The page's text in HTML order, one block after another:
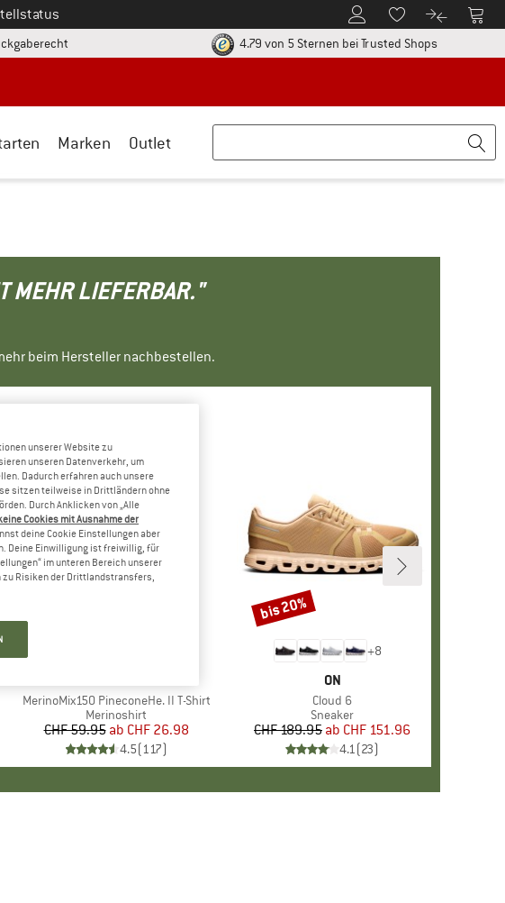
Zum KundenkontoZum Merkzettel.
Zum Zum
Gehe hier zu den Rückgabe-Richtlinien Öffnet sich in einer Infobox
4.79 von 5 Sternen bei Trusted ShopsFinde alle
Marken Outlet
MEHR LIEFERBAR."
beim Hersteller nachbestellen.
Artikel
MerinoMix150 PineconeHe. II T-Shirt
Produktgruppe
Merinoshirt
Preis
CHF 59.95 reduzierter Preis
ab CHF 26.98
4.5(117)
+8
MARKE
ON
Artikel
Cloud 6
Produktgruppe
Sneaker
Preis
CHF 189.95 reduzierter Preis
ab CHF 151.96
4.1(23)
Rabatt
bis 20%
unserer Website zu
unseren Datenverkehr, um
Dadurch erfahren auch unsere
sitzen teilweise in Drittländern ohne
Durch Anklicken von „Alle
Cookies mit Ausnahme der
deine Cookie Einstellungen aber
Deine Einwilligung ist freiwillig, für
im unteren Bereich unserer
zu Risiken der Drittlandstransfers,